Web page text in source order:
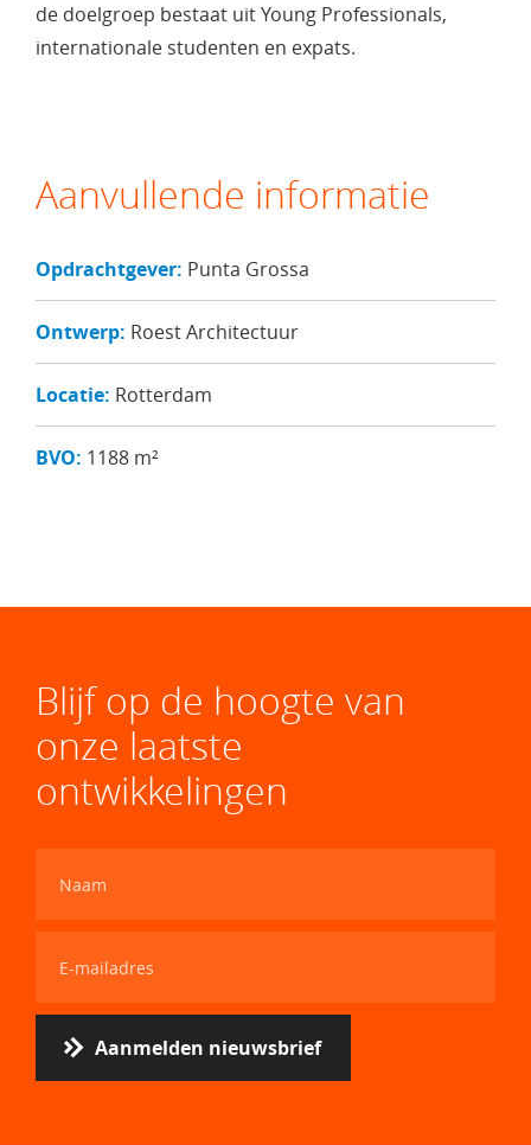
de doelgroep bestaat uit Young Professionals,
internationale studenten en expats.
Aanvullende informatie
Opdrachtgever: Punta Grossa
Ontwerp: Roest Architectuur
Locatie: Rotterdam
BVO: 1188 m²
Blijf op de hoogte van
onze laatste
ontwikkelingen
Aanmelden nieuwsbrief